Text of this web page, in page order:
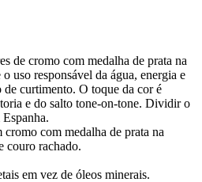
de cromo com medalha de prata na
uso responsável da água, energia e
de curtimento. O toque da cor é
e do salto tone-on-tone. Dividir o
com medalha de prata na
couro rachado.
em vez de óleos minerais.